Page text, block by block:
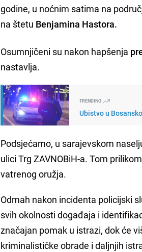
godine, u noćnim satima na
na štetu Benjamina Hastora.
Osumnjičeni su nakon hapšenja
nastavlja.
TRENDING
Ubistvo u
Podsjećamo, u sarajevskom
ulici Trg ZAVNOBiH-a. Tom
vatrenog oružja.
Odmah nakon incidenta policijski
svih okolnosti događaja i
značajan pomak u istrazi, dok će
kriminalističke obrade i daljnjih